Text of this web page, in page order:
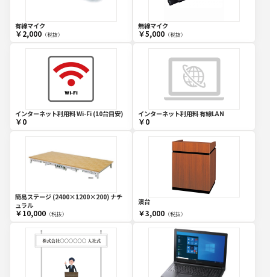
有線マイク
￥2,000（税抜）
無線マイク
￥5,000（税抜）
インターネット利用料 Wi-Fi (10台目安)
￥0
インターネット利用料 有線LAN
￥0
簡易ステージ (2400×1200×200) ナチ
ュラル
￥10,000（税抜）
演台
￥3,000（税抜）